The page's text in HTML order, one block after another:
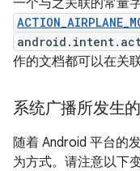
一个与之关联的常量
作的文档都可以在关
系统广播所发生
随着 Android 平台的
为方式。请注意以下